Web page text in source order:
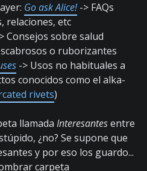
Go ask Alice!-> FAQs
relaciones, etc
Consejos sobre salud
o ruborizantes
-> Usos no habituales a
conocidos como el alka-
rivets)
llamada Interesantesentre
¿no? Se supone que
y por eso los guardo...
carpeta